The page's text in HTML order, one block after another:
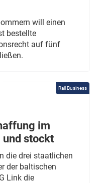
will einen
bestellte
auf fünf
Rail Business
im
stockt
die drei staatlichen
der baltischen
Link die